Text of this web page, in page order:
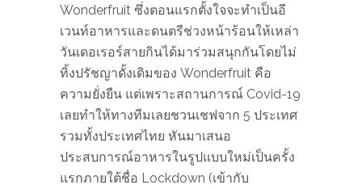
Wonderfruit ซึ่งตอนแรกตั้งใจจะทำเป็นอี
เวนท์อาหารและดนตรีช่วงหน้าร้อนให้เหล่า
วันเดอเรอร์สายกินได้มาร่วมสนุกกันโดยไม่
ทิ้งปรัชญาดั้งเดิมของ Wonderfruit คือ
ความยั่งยืน แต่เพราะสถานการณ์ Covid-19
เลยทำให้ทางทีมเลยชวนเชฟจาก 5 ประเทศ
รวมทั้งประเทศไทย หันมาเสนอ
ประสบการณ์อาหารในรูปแบบใหม่เป็นครั้ง
แรกภายใต้ชื่อ Lockdown (เข้ากับ